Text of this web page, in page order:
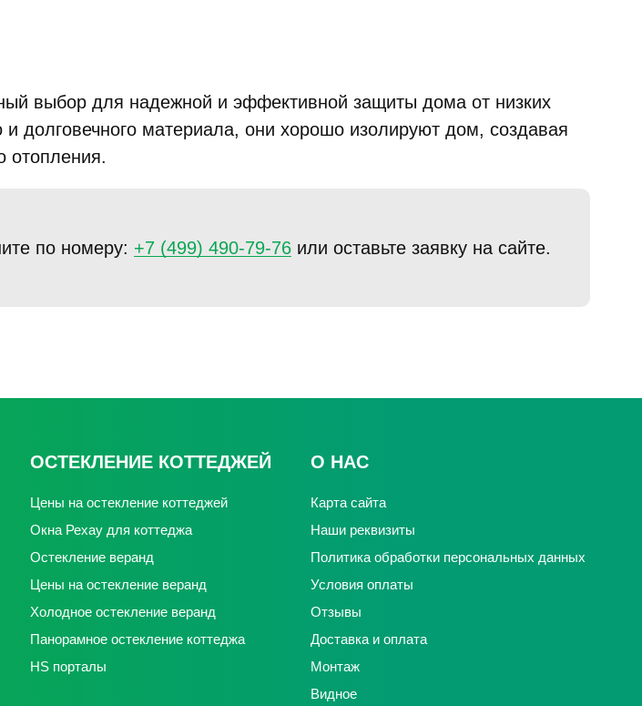
выбор для надежной и эффективной защиты дома от низких
долговечного материала, они хорошо изолируют дом, создавая
отопления.
по номеру: +7 (499) 490-79-76 или оставьте заявку на сайте.
ОСТЕКЛЕНИЕ КОТТЕДЖЕЙ
Цены на остекление коттеджей
Окна Рехау для коттеджа
Остекление веранд
Цены на остекление веранд
Холодное остекление веранд
Панорамное остекление коттеджа
HS порталы
О НАС
Карта сайта
Наши реквизиты
Политика обработки персональных данных
Условия оплаты
Отзывы
Доставка и оплата
Монтаж
Видное